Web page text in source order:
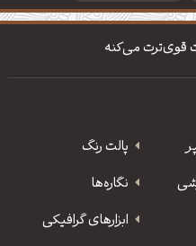
تایپوگرافی شعر مولانا
قوی‌ترت می‌کنه
پالت رنگ
نگاره‌ها
ابزارهای گرافیکی